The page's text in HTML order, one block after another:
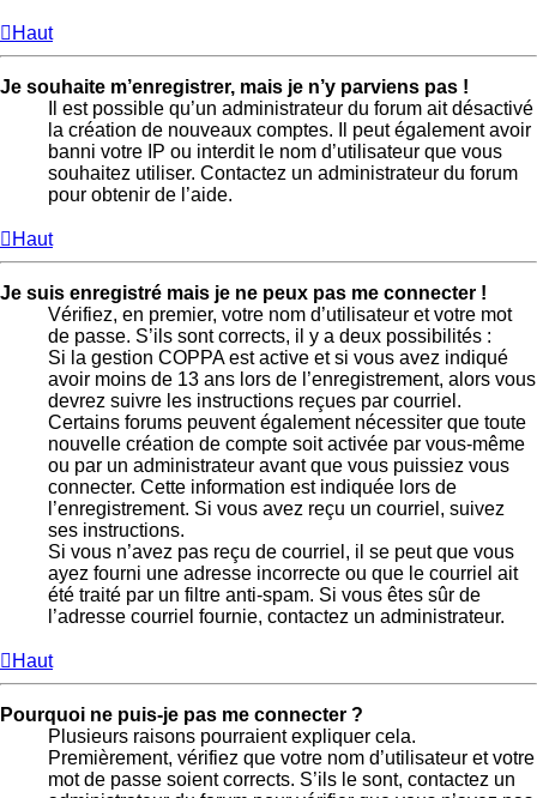
Haut
Je souhaite m’enregistrer, mais je n’y parviens pas !
Il est possible qu’un administrateur du forum ait désactivé
la création de nouveaux comptes. Il peut également avoir
banni votre IP ou interdit le nom d’utilisateur que vous
souhaitez utiliser. Contactez un administrateur du forum
pour obtenir de l’aide.
Haut
Je suis enregistré mais je ne peux pas me connecter !
Vérifiez, en premier, votre nom d’utilisateur et votre mot
de passe. S’ils sont corrects, il y a deux possibilités :
Si la gestion COPPA est active et si vous avez indiqué
avoir moins de 13 ans lors de l’enregistrement, alors vous
devrez suivre les instructions reçues par courriel.
Certains forums peuvent également nécessiter que toute
nouvelle création de compte soit activée par vous-même
ou par un administrateur avant que vous puissiez vous
connecter. Cette information est indiquée lors de
l’enregistrement. Si vous avez reçu un courriel, suivez
ses instructions.
Si vous n’avez pas reçu de courriel, il se peut que vous
ayez fourni une adresse incorrecte ou que le courriel ait
été traité par un filtre anti-spam. Si vous êtes sûr de
l’adresse courriel fournie, contactez un administrateur.
Haut
Pourquoi ne puis-je pas me connecter ?
Plusieurs raisons pourraient expliquer cela.
Premièrement, vérifiez que votre nom d’utilisateur et votre
mot de passe soient corrects. S’ils le sont, contactez un